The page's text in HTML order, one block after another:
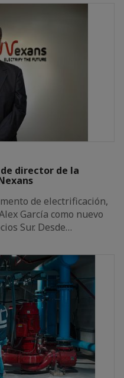
director de la
de electrificación,
García como nuevo
Sur. Desde…